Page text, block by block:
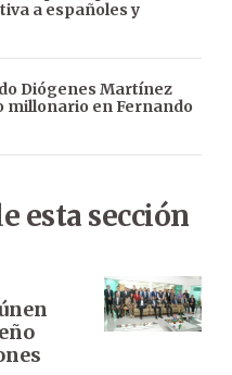
a españoles y
Diógenes Martínez
millonario en Fernando
esta sección